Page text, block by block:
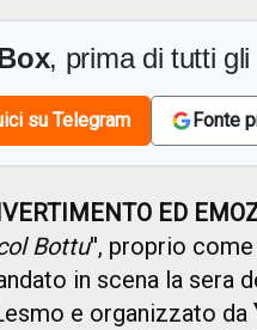
, prima di tutti gli
su Telegram Fonte
ED
Bottu'', proprio
in scena la sera
e organizzato da